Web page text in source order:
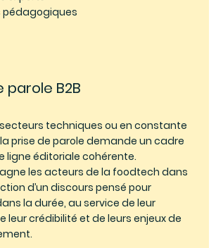
pédagogiques
parole B2B
techniques ou en constante
prise de parole demande un cadre
ligne éditoriale cohérente.
les acteurs de la foodtech dans
d’un discours pensé pour
la durée, au service de leur
leur crédibilité et de leurs enjeux de